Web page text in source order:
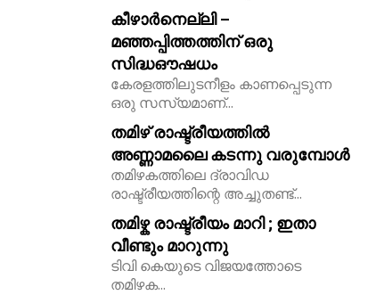
കീഴാർനെല്ലി –
മഞ്ഞപ്പിത്തത്തിന് ഒരു
സിദ്ധഔഷധം
കേരളത്തിലുടനീളം കാണപ്പെടുന്ന
ഒരു സസ്യമാണ്...
തമിഴ് രാഷ്ട്രീയത്തിൽ
അണ്ണാമലൈ കടന്നു വരുമ്പോൾ
തമിഴകത്തിലെ ദ്രാവിഡ
രാഷ്ട്രീയത്തിന്റെ അച്ചുതണ്ട്...
തമിഴ്ക രാഷ്ട്രീയം മാറി ; ഇതാ
വീണ്ടും മാറുന്നു
ടിവി കെയുടെ വിജയത്തോടെ
തമിഴക...